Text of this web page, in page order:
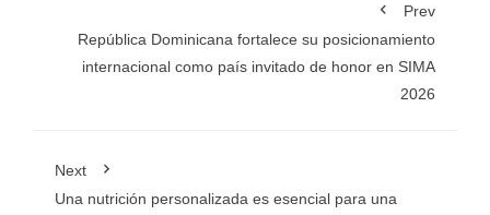
Prev
República Dominicana fortalece su posicionamiento
internacional como país invitado de honor en SIMA
2026
Next
Una nutrición personalizada es esencial para una